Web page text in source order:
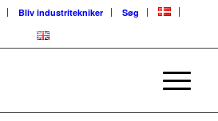
Bliv industritekniker Søg